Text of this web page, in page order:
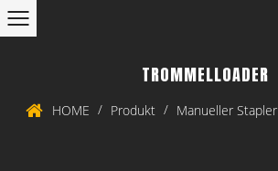
TROMMELLOADER
HOME / Produkt / Manueller Stapler